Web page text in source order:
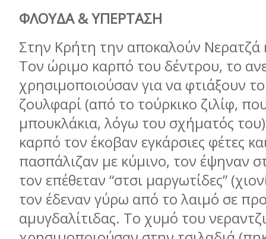
ΦΛΟΥΔΑ & ΥΠΕΡΤΑΣΗ
Στην Κρήτη την αποκαλούν Νερατζά
Τον ώριμο καρπό του δέντρου, το
χρησιμοποιούσαν για να φτιάξουν
ζουλφαρί (από το τούρκικο ζιλίφ,
μπουκλάκια, λόγω του σχήματός
καρπό τον έκοβαν εγκάρσιες φέτες
πασπάλιζαν με κύμινο, τον έψηναν
τον επέθεταν “στσι μαργωτίδες”
τον έδεναν γύρω από το λαιμό σε
αμυγδαλίτιδας. Το χυμό του